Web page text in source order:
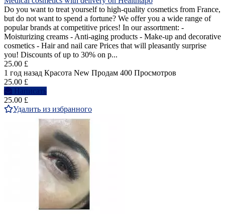
Do you want to treat yourself to high-quality cosmetics from France,
but do not want to spend a fortune? We offer you a wide range of
popular brands at competitive prices! In our assortment: -
Moisturizing creams - Anti-aging products - Make-up and decorative
cosmetics - Hair and nail care Prices that will pleasantly surprise
you! Discounts of up to 30% on p...
25.00 £
1 год назад Красота New Продам 400 Просмотров
25.00 £
Написать
25.00 £
Удалить из избранного